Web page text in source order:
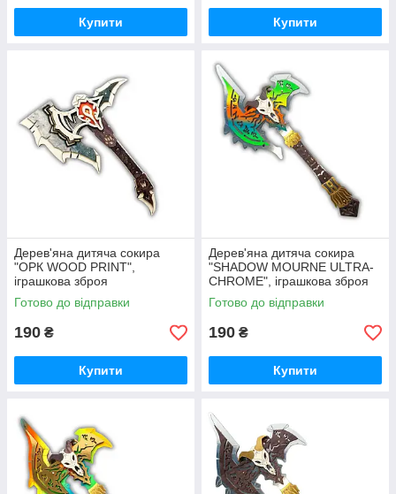
Купити Купити
Дерев'яна дитяча сокира
"ОРК WOOD PRINT",
іграшкова зброя
Готово до відправки
190 ₴
Купити
Дерев'яна дитяча сокира
"SHADOW MOURNE ULTRA-
CHROME", іграшкова зброя
Готово до відправки
190 ₴
Купити